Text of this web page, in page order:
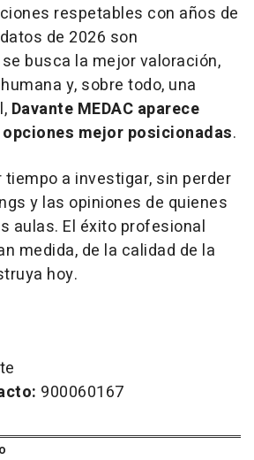
respetables con años de
de 2026 son
busca la mejor valoración,
y, sobre todo, una
Davante MEDAC aparece
mejor posicionadas.
tiempo a investigar, sin perder
y las opiniones de quienes
aulas. El éxito profesional
medida, de la calidad de la
hoy.
900060167